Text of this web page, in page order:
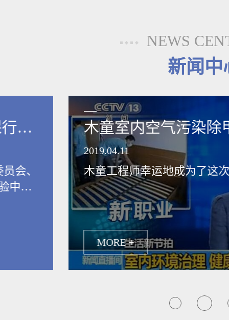
NEWS
新闻中
业
会、
中
木童室内空气污染
领健康新生活
2019.04.11
木童工程师幸运地成为了这
MORE +